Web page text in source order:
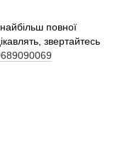
повної
звертайтесь